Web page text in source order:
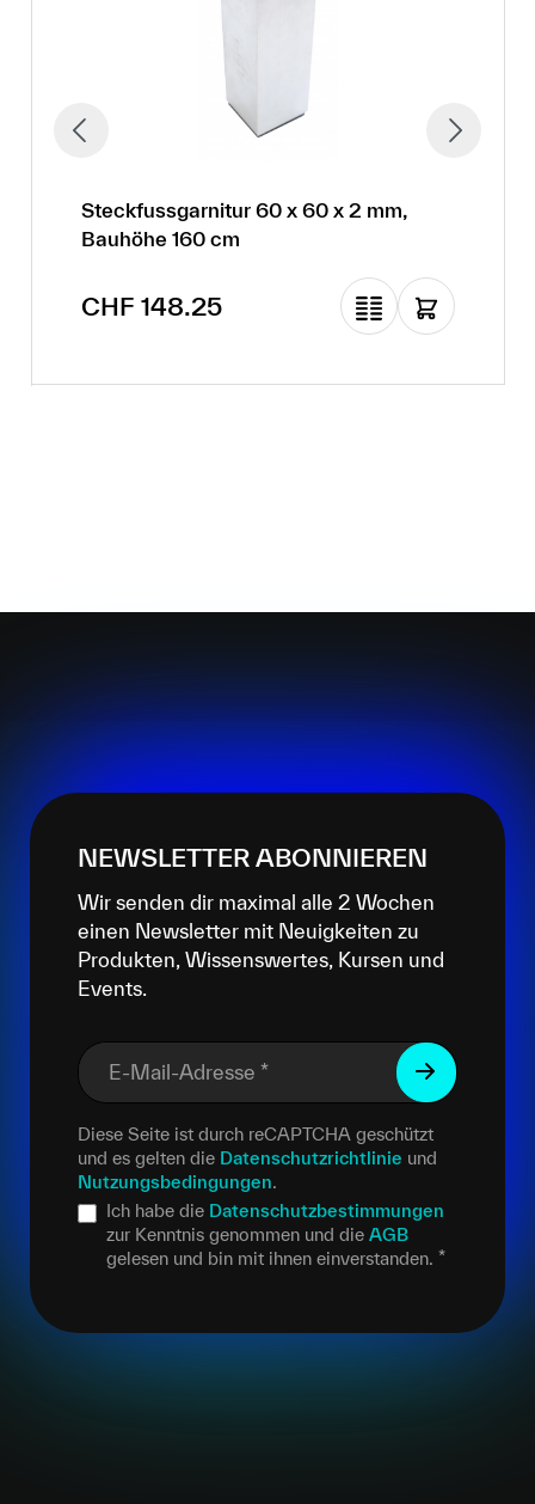
Steckfussgarnitur 60 x 60 x 2 mm,
Bauhöhe 160 cm
Regulärer Preis:
CHF 148.25
NEWSLETTER ABONNIEREN
Wir senden dir maximal alle 2 Wochen
einen Newsletter mit Neuigkeiten zu
Produkten, Wissenswertes, Kursen und
Events.
E-Mail-Adresse *
Diese Seite ist durch reCAPTCHA geschützt
und es gelten die Datenschutzrichtlinie und
Nutzungsbedingungen.
Ich habe die Datenschutzbestimmungen
zur Kenntnis genommen und die AGB
gelesen und bin mit ihnen einverstanden. *